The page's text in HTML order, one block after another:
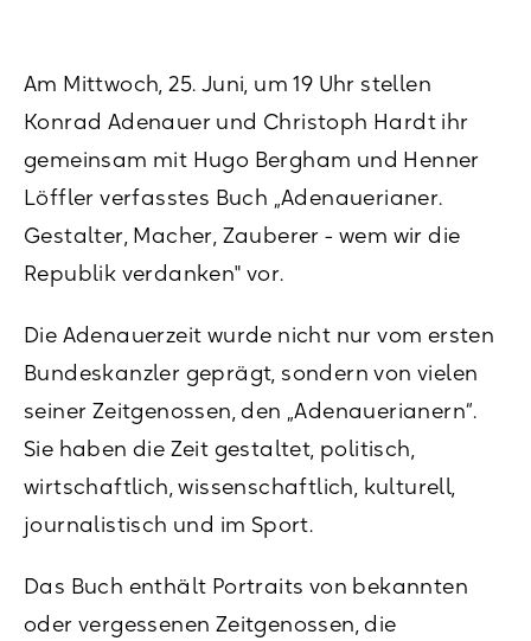
Am Mittwoch, 25. Juni, um 19 Uhr stellen
Konrad Adenauer und Christoph Hardt ihr
gemeinsam mit Hugo Bergham und Henner
Löffler verfasstes Buch „Adenauerianer.
Gestalter, Macher, Zauberer - wem wir die
Republik verdanken" vor.
Die Adenauerzeit wurde nicht nur vom ersten
Bundeskanzler geprägt, sondern von vielen
seiner Zeitgenossen, den „Adenauerianern“.
Sie haben die Zeit gestaltet, politisch,
wirtschaftlich, wissenschaftlich, kulturell,
journalistisch und im Sport.
Das Buch enthält Portraits von bekannten
oder vergessenen Zeitgenossen, die